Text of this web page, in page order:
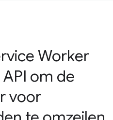
Worker
om de
voor